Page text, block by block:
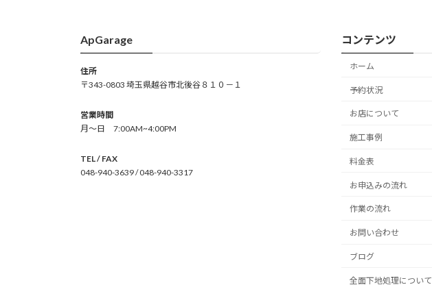
ジ
送
ApGarage
住所
〒343-0803 埼玉県越谷市北後谷８１０－１
営業時間
月～日 7:00AM~4:00PM
TEL / FAX
048-940-3639 / 048-940-3317
コンテンツ
ホーム
予約状況
お店について
施工事例
料金表
お申込みの流れ
作業の流れ
お問い合わせ
ブログ
全面下地処理について